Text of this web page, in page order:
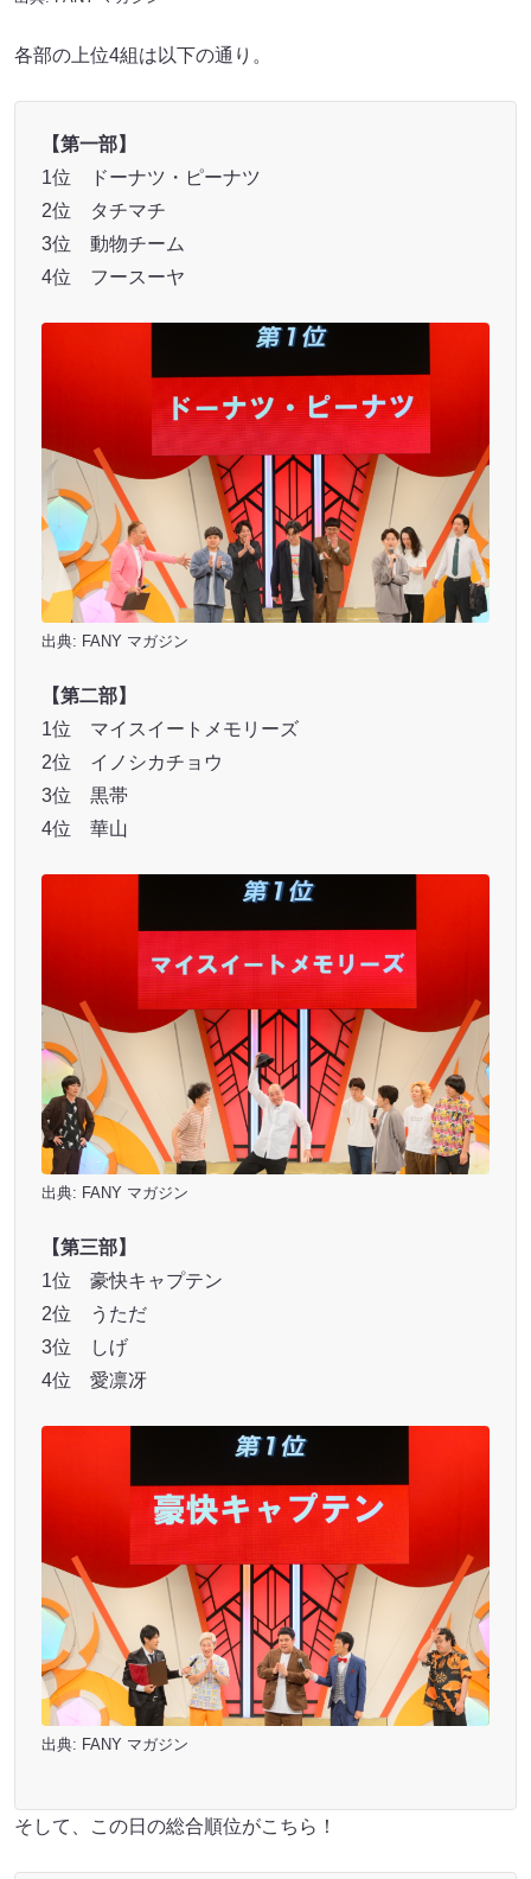
各部の上位4組は以下の通り。
【第一部】
1位 ドーナツ・ピーナツ
2位 タチマチ
3位 動物チーム
4位 フースーヤ
出典: FANY マガジン
【第二部】
1位 マイスイートメモリーズ
2位 イノシカチョウ
3位 黒帯
4位 華山
出典: FANY マガジン
【第三部】
1位 豪快キャプテン
2位 うただ
3位 しげ
4位 愛凛冴
出典: FANY マガジン
そして、この日の総合順位がこちら！